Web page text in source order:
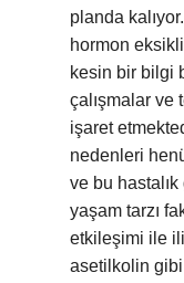
planda
hormon
kesin bir bilgi
çalışmalar ve
işaret
nedenleri
ve bu
yaşam tarzı
etkileşimi ile
asetilkolin gibi